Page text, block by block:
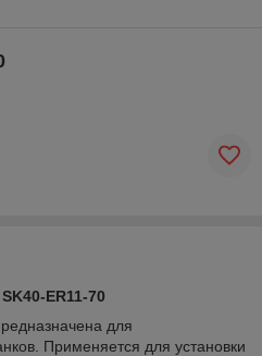
ER11-70
для
Применяется для установки